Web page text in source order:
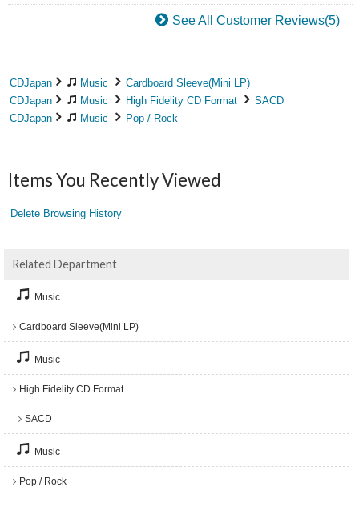
See All Customer Reviews(5)
CDJapan Music
Cardboard Sleeve(Mini LP)
CDJapan
Music High Fidelity CD Format
SACD
CDJapan
Music Pop / Rock
Items You Recently Viewed
Delete Browsing History
Related Department
Music
Cardboard Sleeve(Mini LP)
Music
High Fidelity CD Format
SACD
Music
Pop / Rock